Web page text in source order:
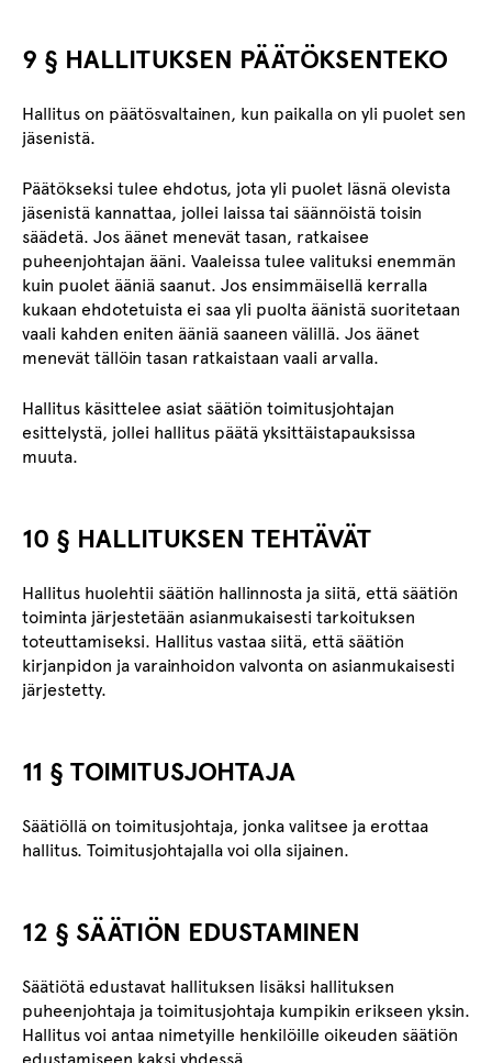
9 § HALLITUKSEN PÄÄTÖKSENTEKO
Hallitus on päätösvaltainen, kun paikalla on yli puolet sen
jäsenistä.
Päätökseksi tulee ehdotus, jota yli puolet läsnä olevista
jäsenistä kannattaa, jollei laissa tai säännöistä toisin
säädetä. Jos äänet menevät tasan, ratkaisee
puheenjohtajan ääni. Vaaleissa tulee valituksi enemmän
kuin puolet ääniä saanut. Jos ensimmäisellä kerralla
kukaan ehdotetuista ei saa yli puolta äänistä suoritetaan
vaali kahden eniten ääniä saaneen välillä. Jos äänet
menevät tällöin tasan ratkaistaan vaali arvalla.
Hallitus käsittelee asiat säätiön toimitusjohtajan
esittelystä, jollei hallitus päätä yksittäistapauksissa
muuta.
10 § HALLITUKSEN TEHTÄVÄT
Hallitus huolehtii säätiön hallinnosta ja siitä, että säätiön
toiminta järjestetään asianmukaisesti tarkoituksen
toteuttamiseksi. Hallitus vastaa siitä, että säätiön
kirjanpidon ja varainhoidon valvonta on asianmukaisesti
järjestetty.
11 § TOIMITUSJOHTAJA
Säätiöllä on toimitusjohtaja, jonka valitsee ja erottaa
hallitus. Toimitusjohtajalla voi olla sijainen.
12 § SÄÄTIÖN EDUSTAMINEN
Säätiötä edustavat hallituksen lisäksi hallituksen
puheenjohtaja ja toimitusjohtaja kumpikin erikseen yksin.
Hallitus voi antaa nimetyille henkilöille oikeuden säätiön